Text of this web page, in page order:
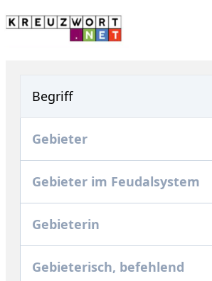
Begriff
Gebieter
Gebieter im Feudalsystem
Gebieterin
Gebieterisch, befehlend